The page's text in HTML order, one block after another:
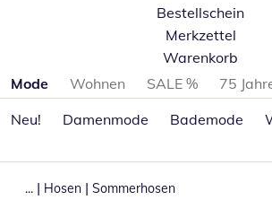
Bestellschein
Merkzettel
Warenkorb
Produktkategorien überspringen
Mode Wohnen SALE %
75
Neu!
Damenmode Bademode
... | Hosen | Sommerhosen